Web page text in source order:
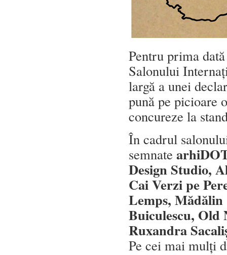
Pentru prima
Salonului
largă a unei
pună pe picioare
concureze la
În cadrul
semnate
Design Studio,
Cai Verzi pe
Lemps,
Buiculescu, Old
Ruxandra
Pe cei mai mulți